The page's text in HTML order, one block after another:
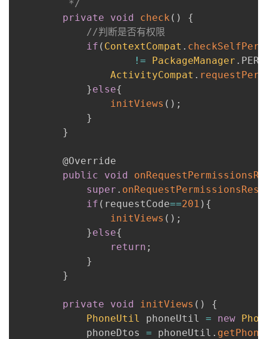
         */
private
void check ( )
{
//判断是否有权限
if ( ContextCompat .
!=
PackageManager .
ActivityCompat .
}else{
initViews ( ) ;
}
}
@Override
public
void
super .
if ( requestCode==201 ) {
initViews ( ) ;
}else{
return ;
}
}
private void initViews ( )
{
PhoneUtil
phoneUtil = new
            phoneDtos
= phoneUtil . getPhone